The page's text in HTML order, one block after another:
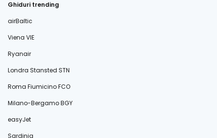
Ghiduri trending
airBaltic
Viena VIE
Ryanair
Londra Stansted STN
Roma Fiumicino FCO
Milano-Bergamo BGY
easyJet
Sardinia